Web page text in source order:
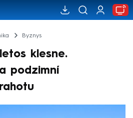
Byznys
klesne.
podzimní